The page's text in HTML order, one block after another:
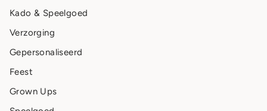
Kado & Speelgoed
Verzorging
Gepersonaliseerd
Feest
Grown Ups